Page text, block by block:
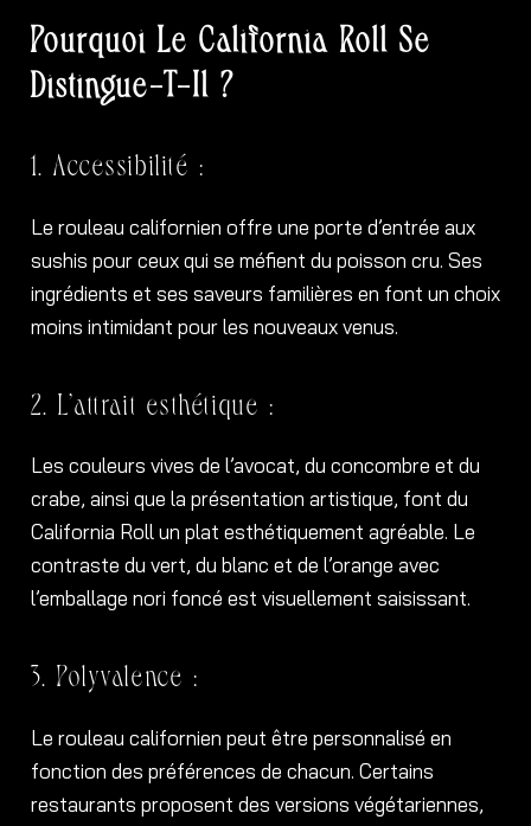
Pourquoi Le California Roll Se
Distingue-T-Il ?
1. Accessibilité :
Le rouleau californien offre une porte d’entrée aux
sushis pour ceux qui se méfient du poisson cru. Ses
ingrédients et ses saveurs familières en font un choix
moins intimidant pour les nouveaux venus.
2. L’attrait esthétique :
Les couleurs vives de l’avocat, du concombre et du
crabe, ainsi que la présentation artistique, font du
California Roll un plat esthétiquement agréable. Le
contraste du vert, du blanc et de l’orange avec
l’emballage nori foncé est visuellement saisissant.
3. Polyvalence :
Le rouleau californien peut être personnalisé en
fonction des préférences de chacun. Certains
restaurants proposent des versions végétariennes,